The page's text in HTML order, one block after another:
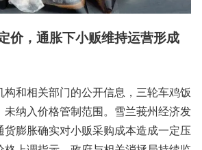
价，通胀下小贩维持运营形成
和相关部门的公开信息，三轮车鸡饭
未纳入价格管制范围。雪兰莪州经济发
货膨胀确实对小贩采购成本造成一定压